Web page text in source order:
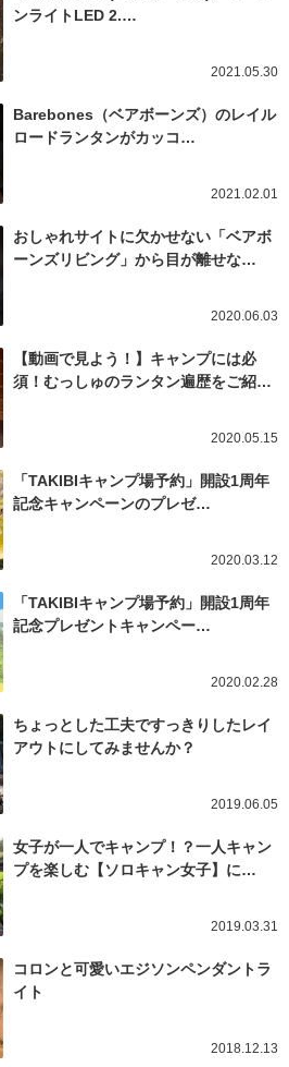
ンライトLED 2.…
2021.05.30
Barebones（ベアボーンズ）のレイル
ロードランタンがカッコ…
2021.02.01
おしゃれサイトに欠かせない「ベアボ
ーンズリビング」から目が離せな…
2020.06.03
【動画で見よう！】キャンプには必
須！むっしゅのランタン遍歴をご紹…
2020.05.15
「TAKIBIキャンプ場予約」開設1周年
記念キャンペーンのプレゼ…
2020.03.12
「TAKIBIキャンプ場予約」開設1周年
記念プレゼントキャンペー…
2020.02.28
ちょっとした工夫ですっきりしたレイ
アウトにしてみませんか？
2019.06.05
女子が一人でキャンプ！？一人キャン
プを楽しむ【ソロキャン女子】に…
2019.03.31
コロンと可愛いエジソンペンダントラ
イト
2018.12.13